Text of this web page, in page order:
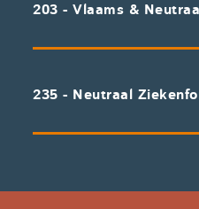
voorwaarden
uitstekend
waarvan
203 - Vlaams &
235 - Neutraal